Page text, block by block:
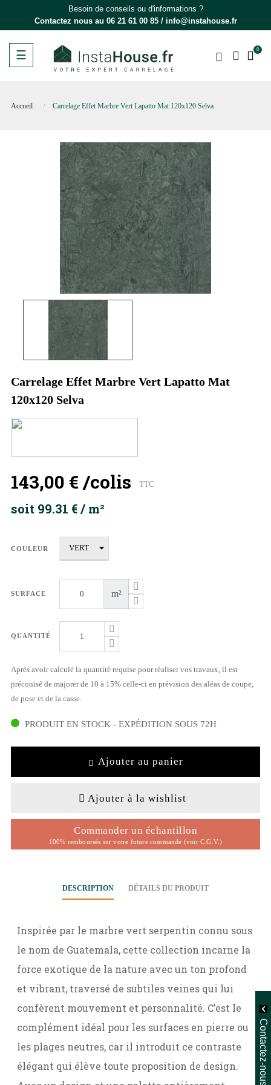
Besoin de conseils ou d'informations ?
Contactez nous au 06 21 61 00 85/ info@instahouse.fr
Basculer
la
☰ 0
Accueil Carrelage Effet Marbre Vert Lapatto Mat 120x120 Selva
Carrelage Effet Marbre Vert Lapatto Mat
120x120 Selva
143,00 € /colis TTC
soit 99.31 € / m²
COULEUR
SURFACE m²
QUANTITÉ
Après avoir calculé la quantité requise pour réaliser vos travaux, il est
préconisé de majorer de 10 à 15% celle-ci en prévision des aléas de coupe,
de pose et de la casse.
PRODUIT EN STOCK - EXPÉDITION SOUS 72H
Ajouter au panier
Ajouter à la wishlist
Commander un échantillon
100% remboursés sur votre future commande (voir C.G.V.)
DESCRIPTION DÉTAILS DU PRODUIT
Inspirée par le marbre vert serpentin connu sous
le nom de Guatemala, cette collection incarne la
force exotique de la nature avec un ton profond
et vibrant, traversé de subtiles veines qui lui
confèrent mouvement et personnalité. C’est le
complément idéal pour les surfaces en pierre ou
les plages neutres, car il introduit ce contraste
élégant qui élève toute proposition de design.
Contactez-nous